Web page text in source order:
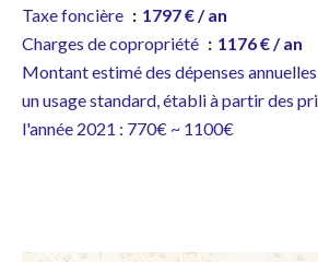
Taxe foncière
1797 € / an
Charges de copropriété
1176 € / an
Montant estimé des dépenses
un usage standard, établi à partir des
l'année 2021 : 770€ ~ 1100€